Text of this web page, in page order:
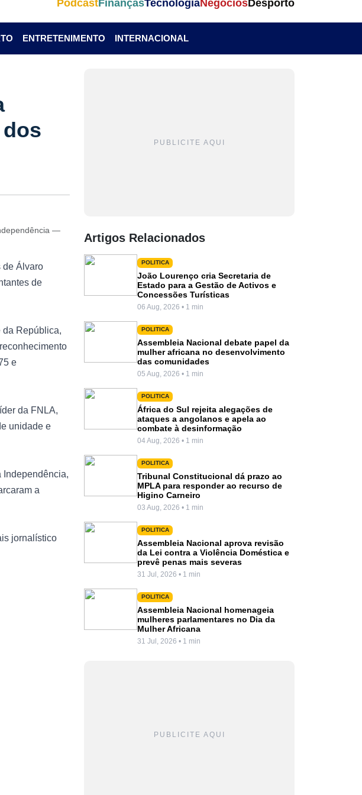
PodcastFinançasTecnologiaNegóciosDesporto
ENTRETENIMENTO INTERNACIONAL
—
de Álvaro
de
da República,
e
da FNLA,
unidade e
Independência,
a
jornalístico
PUBLICITE AQUI
Artigos Relacionados
POLITICA
João Lourenço cria Secretaria de
Estado para a Gestão de Activos e
Concessões Turísticas
06 Aug, 2026 • 1 min
POLITICA
Assembleia Nacional debate papel da
mulher africana no desenvolvimento
das comunidades
05 Aug, 2026 • 1 min
POLITICA
África do Sul rejeita alegações de
ataques a angolanos e apela ao
combate à desinformação
04 Aug, 2026 • 1 min
POLITICA
Tribunal Constitucional dá prazo ao
MPLA para responder ao recurso de
Higino Carneiro
03 Aug, 2026 • 1 min
POLITICA
Assembleia Nacional aprova revisão
da Lei contra a Violência Doméstica e
prevê penas mais severas
31 Jul, 2026 • 1 min
POLITICA
Assembleia Nacional homenageia
mulheres parlamentares no Dia da
Mulher Africana
31 Jul, 2026 • 1 min
PUBLICITE AQUI